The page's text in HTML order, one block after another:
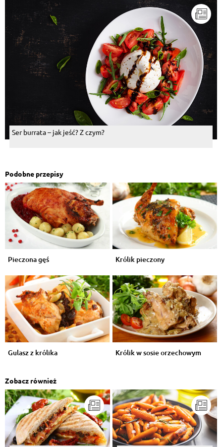
Ser burrata – jak jeść? Z czym?
Podobne przepisy
Pieczona gęś Królik pieczony
Gulasz z królika Królik w sosie orzechowym
Zobacz również